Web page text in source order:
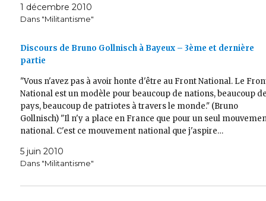
1 décembre 2010
Dans "Militantisme"
Discours de Bruno Gollnisch à Bayeux – 3ème et dernière
partie
"Vous n'avez pas à avoir honte d'être au Front National. Le
National est un modèle pour beaucoup de nations, beaucoup
pays, beaucoup de patriotes à travers le monde." (Bruno
Gollnisch) "Il n'y a place en France que pour un seul
national. C'est ce mouvement national que j'aspire…
5 juin 2010
Dans "Militantisme"